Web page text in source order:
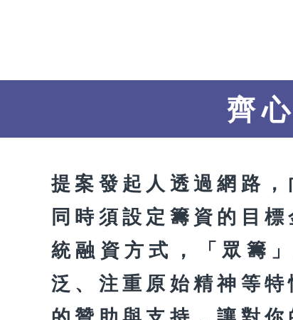
齊
提案發起人透過網路
同時須設定籌資的目
統融資方式，「眾籌
泛、注重原始精神等